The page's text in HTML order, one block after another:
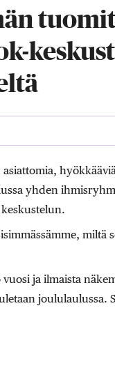
yhden
miltä
ja ilmaista
joululaulussa.